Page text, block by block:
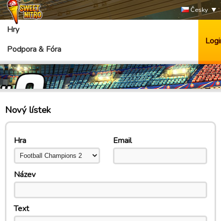
Česky
Hry
Podpora & Fóra
Nový lístek
Email
Hra
Název
Text